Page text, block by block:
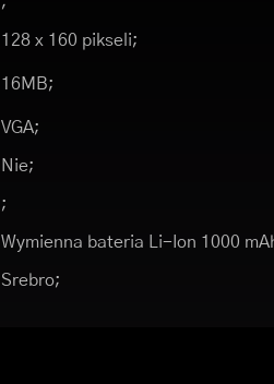
128 x 160 pikseli;
16MB;
VGA;
Nie;
;
Wymienna bateria Li-Ion 1000
Srebro;